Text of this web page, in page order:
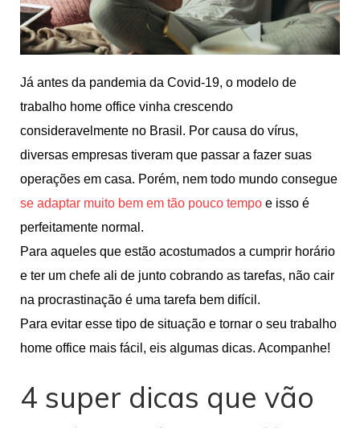
Já antes da pandemia da Covid-19, o modelo de
trabalho home office vinha crescendo
consideravelmente no Brasil. Por causa do vírus,
diversas empresas tiveram que passar a fazer suas
operações em casa. Porém, nem todo mundo consegue
se adaptar muito bem em tão pouco tempo e isso é
perfeitamente normal.
Para aqueles que estão acostumados a cumprir horário
e ter um chefe ali de junto cobrando as tarefas, não cair
na procrastinação é uma tarefa bem difícil.
Para evitar esse tipo de situação e tornar o seu trabalho
home office mais fácil, eis algumas dicas. Acompanhe!
4 super dicas que vão